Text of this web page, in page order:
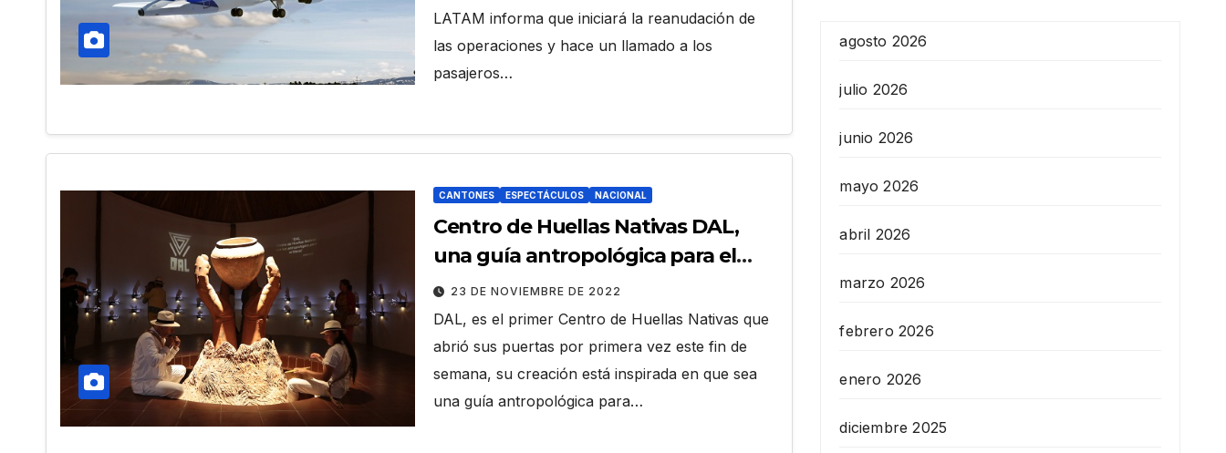
LATAM informa que iniciará la reanudación de
las operaciones y hace un llamado a los
pasajeros…
CANTONES ESPECTÁCULOS NACIONAL
Centro de Huellas Nativas DAL,
una guía antropológica para el
Golfo de Guayaquil
23 DE NOVIEMBRE DE 2022
DAL, es el primer Centro de Huellas Nativas que
abrió sus puertas por primera vez este fin de
semana, su creación está inspirada en que sea
una guía antropológica para…
agosto 2026
julio 2026
junio 2026
mayo 2026
abril 2026
marzo 2026
febrero 2026
enero 2026
diciembre 2025